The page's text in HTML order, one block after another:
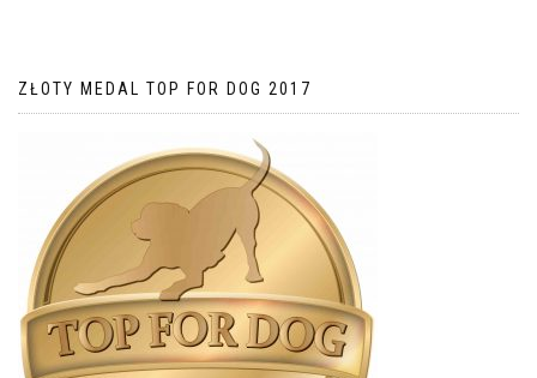
ZŁOTY MEDAL TOP FOR DOG 2017